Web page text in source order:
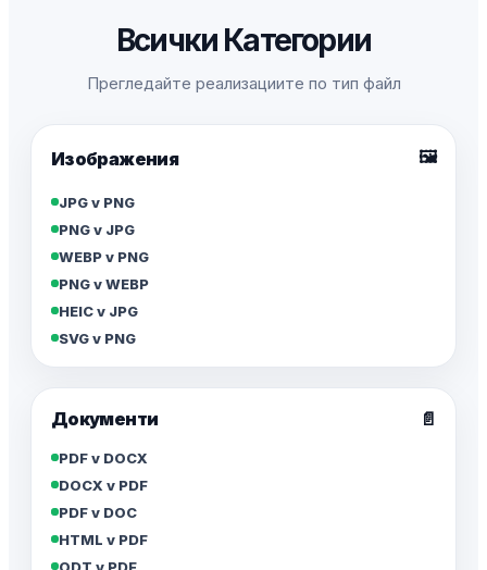
Всички Категории
Прегледайте реализациите по тип файл
Изображения 🖼️
JPG v PNG
PNG v JPG
WEBP v PNG
PNG v WEBP
HEIC v JPG
SVG v PNG
Документи 📄
PDF v DOCX
DOCX v PDF
PDF v DOC
HTML v PDF